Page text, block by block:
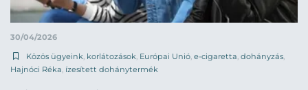
30/04/2026
Közös ügyeink, korlátozások, Európai Unió, e-cigaretta, dohányzás,
Hajnóci Réka, ízesített dohánytermék